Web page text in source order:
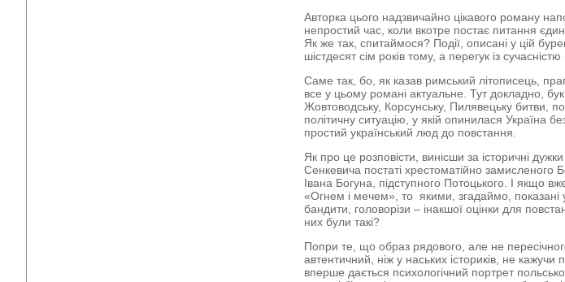
Авторка цього надзвичайно цікавого роману
непростий час, коли вкотре постає питання
Як же так, спитаймося? Події, описані у цій
шістдесят сім років тому, а перегук із
Саме так, бо, як казав римський літописець,
все у цьому романі актуальне. Тут докладно,
Жовтоводську, Корсунську, Пилявецьку битви,
політичну ситуацію, у якій опинилася Україна
простий український люд до повстання.
Як про це розповісти, винісши за історичні дужки
Сенкевича постаті хрестоматійно замисленого
Івана Богуна, підступного Потоцького. І якщо
«Огнем і мечем», то якими, згадаймо, показані
бандити, головорізи – інакшої оцінки для
них були такі?
Попри те, що образ рядового, але не
автентичний, ніж у наських істориків, не
вперше дається психологічний портрет